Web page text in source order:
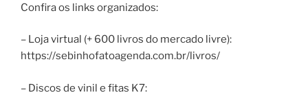
Confira os links organizados:
– Loja virtual (+ 600 livros do mercado livre):
https://sebinhofatoagenda.com.br/livros/
– Discos de vinil e fitas K7: